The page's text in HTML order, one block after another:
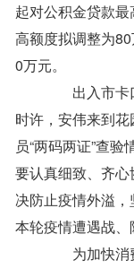
起对公积金贷款
高额度拟调整为
0万元。
出入市卡口
时许，安伟来到
员“两码两证”查
要认真细致、齐
决防止疫情外溢
本轮疫情遭遇战、
为加快消